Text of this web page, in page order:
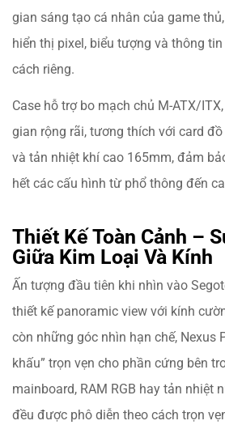
gian sáng tạo cá nhân của game
hiển thị pixel, biểu tượng và thông
cách riêng.
Case hỗ trợ bo mạch chủ M-ATX/
gian rộng rãi, tương thích với card
và tản nhiệt khí cao 165mm, đảm
hết các cấu hình từ phổ thông đến
Thiết Kế Toàn Cảnh –
Giữa Kim Loại Và Kính
Ấn tượng đầu tiên khi nhìn vào
thiết kế panoramic view với kính
còn những góc nhìn hạn chế, Nexus
khấu” trọn vẹn cho phần cứng bên
mainboard, RAM RGB hay tản nhiệt
đều được phô diễn theo cách trọn